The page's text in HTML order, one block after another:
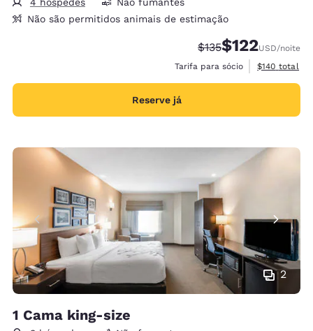
Não são permitidos animais de estimação
Tarifa anterior
$135Tarifa com
$122USD/noite
Tarifa para sócio
Exibir
$140 total
Reserve já
2
1 Cama king-size